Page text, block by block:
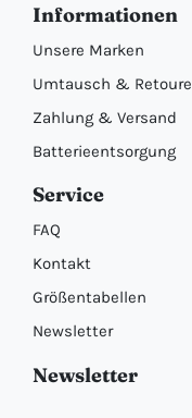
Informationen
Unsere Marken
Umtausch & Retoure
Zahlung & Versand
Batterieentsorgung
Service
FAQ
Kontakt
Größentabellen
Newsletter
Newsletter